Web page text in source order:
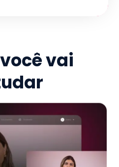
vai